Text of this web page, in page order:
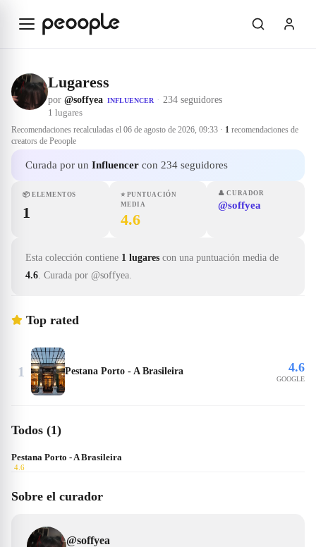
Lugaress
por @soffyea INFLUENCER · 234 seguidores
1 lugares
Recomendaciones recalculadas el 06 de agosto de 2026, 09:33 · 1 recomendaciones de
creators de Peoople
Curada por un Influencer con 234 seguidores
📦 ELEMENTOS
1
⭐ PUNTUACIÓN
MEDIA
4.6
👤 CURADOR
@soffyea
Esta colección contiene 1 lugares con una puntuación media de
4.6. Curada por @soffyea.
Top rated
1 Pestana Porto - A Brasileira 4.6
GOOGLE
Todos (1)
Pestana Porto - A Brasileira
4.6
Sobre el curador
@soffyea